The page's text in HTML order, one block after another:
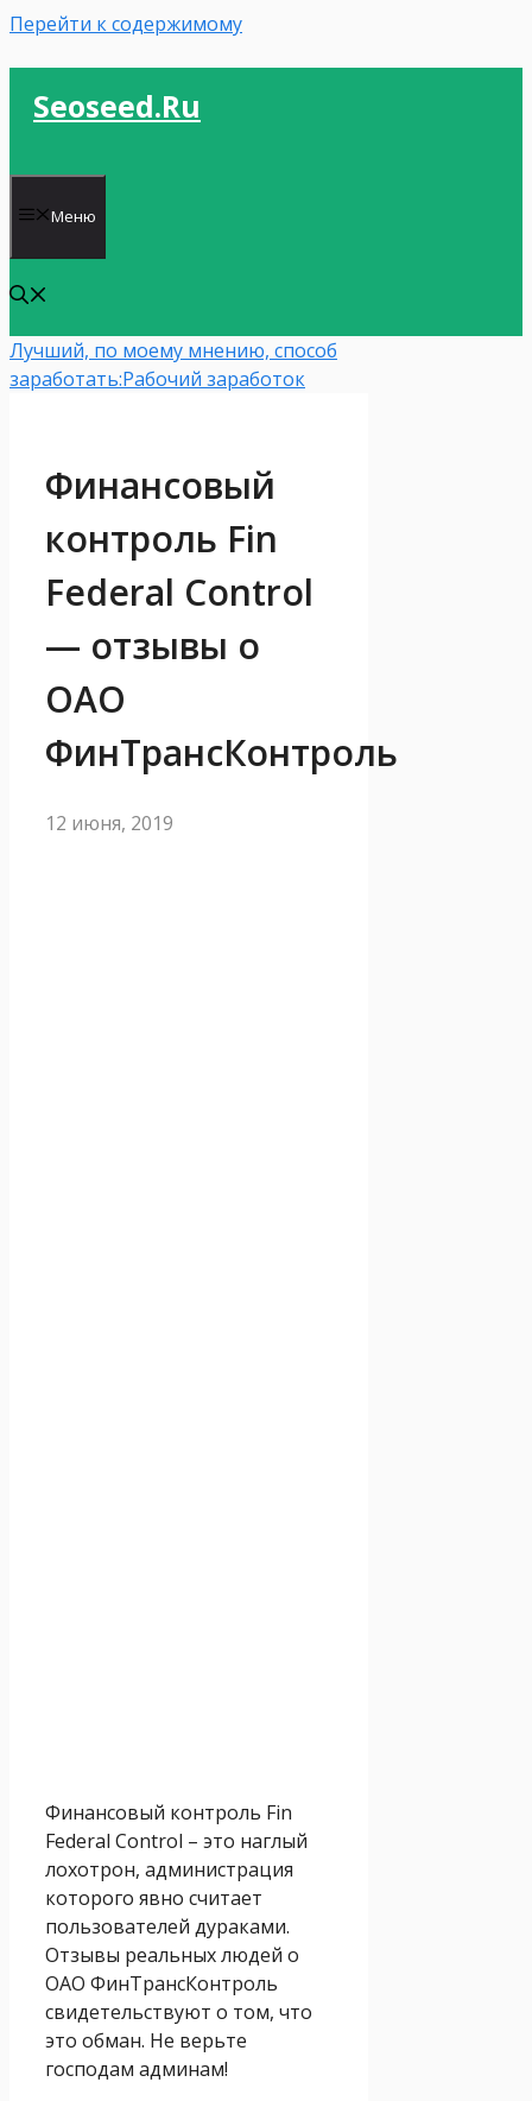
Перейти к содержимому
Seoseed.ru
Меню
Лучший, по моему мнению, способ
заработать:Рабочий заработок
Финансовый
контроль Fin
Federal Control
— отзывы о
ОАО
ФинТрансКонтроль
12 июня, 2019
Финансовый контроль Fin
Federal Control – это наглый
лохотрон, администрация
которого явно считает
пользователей дураками.
Отзывы реальных людей о
ОАО ФинТрансКонтроль
свидетельствуют о том, что
это обман. Не верьте
господам админам!